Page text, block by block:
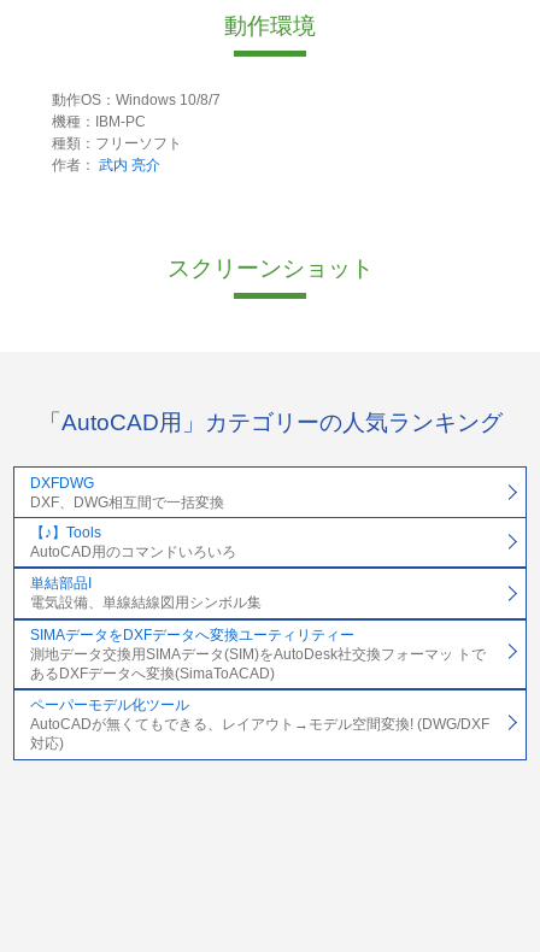
動作環境
動作OS：Windows 10/8/7
機種：IBM-PC
種類：フリーソフト
作者： 武内 亮介
スクリーンショット
「AutoCAD用」カテゴリーの人気ランキング
DXFDWG
DXF、DWG相互間で一括変換
【♪】Tools
AutoCAD用のコマンドいろいろ
単結部品I
電気設備、単線結線図用シンボル集
SIMAデータをDXFデータへ変換ユーティリティー
測地データ交換用SIMAデータ(SIM)をAutoDesk社交換フォーマッ トで
あるDXFデータへ変換(SimaToACAD)
ペーパーモデル化ツール
AutoCADが無くてもできる、レイアウト→モデル空間変換! (DWG/DXF
対応)